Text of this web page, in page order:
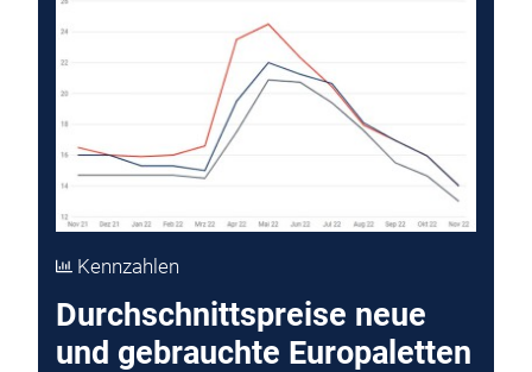
Kennzahlen
Durchschnittspreise neue
und gebrauchte Europaletten